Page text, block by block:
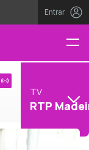
Entrar
TV
RTP